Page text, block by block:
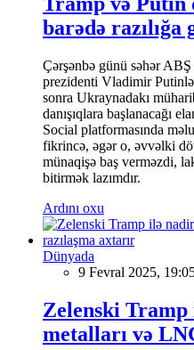
barədə razılığa
Çərşənbə günü səhər
prezidenti Vladimir Putinlə
sonra Ukraynadakı
danışıqlara başlanacağı
Social platformasında
fikrincə, əgər o, əvvəlki
münaqişə baş verməzdi,
bitirmək lazımdır.
Ardını oxu
Dünyada
9 Fevral 2025,
Zelenski
metalları və